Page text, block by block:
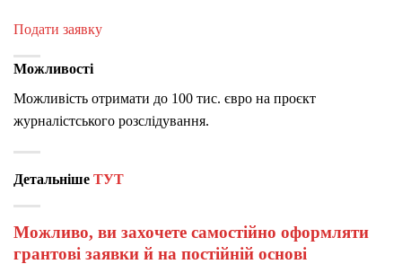
Подати заявку
Можливості
Можливість отримати до 100 тис. євро на проєкт
журналістського розслідування.
Детальніше ТУТ
Можливо, ви захочете самостійно оформляти
грантові заявки й на постійній основі